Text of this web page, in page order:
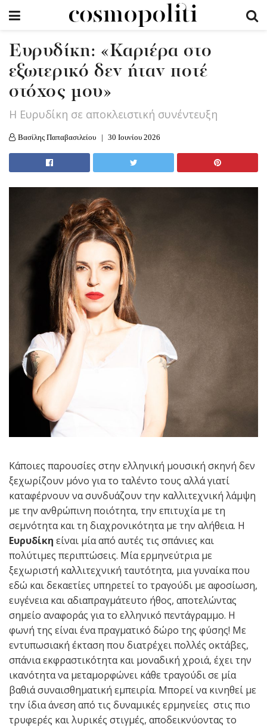
Ευρυδίκη: «Καριέρα στο
εξωτερικό δεν ήταν ποτέ
στόχος μου»
Η Ευρυδίκη σε αποκλειστική συνέντευξη
Βασίλης Παπαβασιλείου 30 Ιουνίου 2026
Κάποιες παρουσίες στην ελληνική μουσική σκηνή δεν
ξεχωρίζουν μόνο για το ταλέντο τους αλλά γιατί
καταφέρνουν να συνδυάζουν την καλλιτεχνική λάμψη
με την ανθρώπινη ποιότητα, την επιτυχία με τη
σεμνότητα και τη διαχρονικότητα με την αλήθεια. Η
Ευρυδίκη είναι μία από αυτές τις σπάνιες και
πολύτιμες περιπτώσεις. Μία ερμηνεύτρια με
ξεχωριστή καλλιτεχνική ταυτότητα, μια γυναίκα που
εδώ και δεκαετίες υπηρετεί το τραγούδι με αφοσίωση,
ευγένεια και αδιαπραγμάτευτο ήθος, αποτελώντας
σημείο αναφοράς για το ελληνικό πεντάγραμμο. Η
φωνή της είναι ένα πραγματικό δώρο της φύσης! Με
εντυπωσιακή έκταση που διατρέχει πολλές οκτάβες,
σπάνια εκφραστικότητα και μοναδική χροιά, έχει την
ικανότητα να μεταμορφώνει κάθε τραγούδι σε μία
βαθιά συναισθηματική εμπειρία. Μπορεί να κινηθεί με
την ίδια άνεση από τις δυναμικές ερμηνείες στις πιο
τρυφερές και λυρικές στιγμές, αποδεικνύοντας το